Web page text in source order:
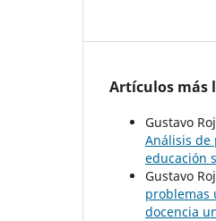
Artículos más
Gustavo
Análisis de
educación
Gustavo
problemas
docencia